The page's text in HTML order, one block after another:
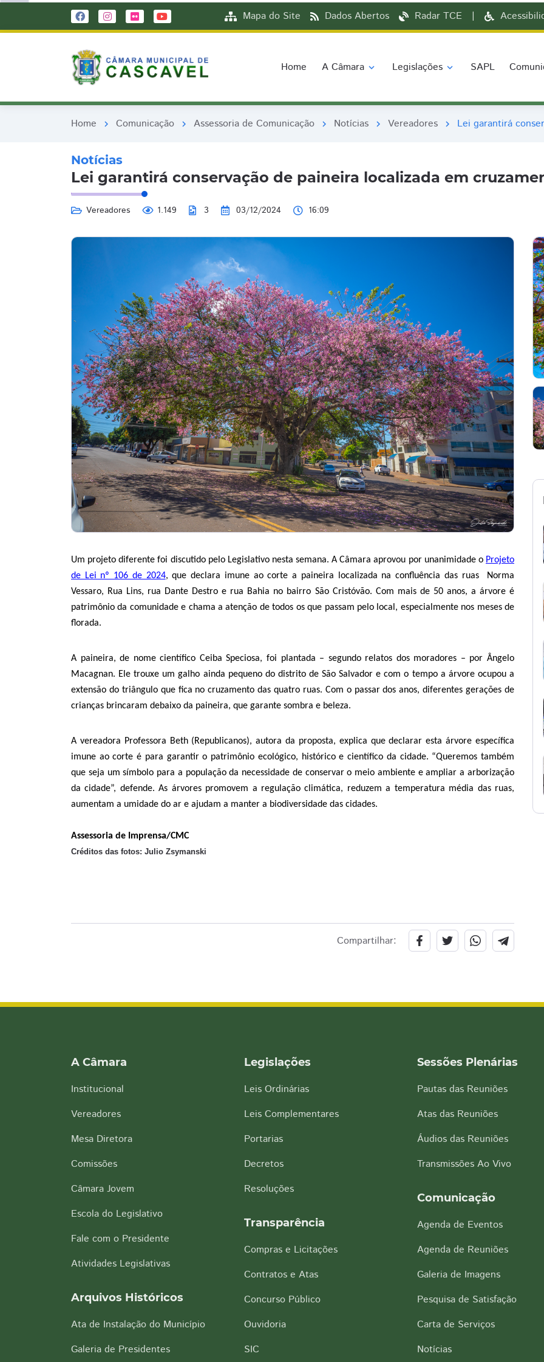
Mapa do Site Dados Abertos Radar TCE |
Home A Câmara expand_more Legislações expand_more SAPL
Home chevron_right Comunicação chevron_right Assessoria de Comunicação chevron_right Notícias chevron_right Vereadores chevron_right Lei garantirá
Notícias
Lei garantirá conservação de paineira localizada em
Vereadores 1.149 3 03/12/2024 16:09
Um projeto diferente foi discutido pelo Legislativo nesta semana. A Câmara aprovou por unanimidade o Projeto
de Lei nº 106 de 2024, que declara imune ao corte a paineira localizada na confluência das ruas Norma
Vessaro, Rua Lins, rua Dante Destro e rua Bahia no bairro São Cristóvão. Com mais de 50 anos, a árvore é
patrimônio da comunidade e chama a atenção de todos os que passam pelo local, especialmente nos meses de
florada.
A paineira, de nome científico Ceiba Speciosa, foi plantada – segundo relatos dos moradores – por Ângelo
Macagnan. Ele trouxe um galho ainda pequeno do distrito de São Salvador e com o tempo a árvore ocupou a
extensão do triângulo que fica no cruzamento das quatro ruas. Com o passar dos anos, diferentes gerações de
crianças brincaram debaixo da paineira, que garante sombra e beleza.
A vereadora Professora Beth (Republicanos), autora da proposta, explica que declarar esta árvore específica
imune ao corte é para garantir o patrimônio ecológico, histórico e científico da cidade. “Queremos também
que seja um símbolo para a população da necessidade de conservar o meio ambiente e ampliar a arborização
da cidade”, defende. As árvores promovem a regulação climática, reduzem a temperatura média das ruas,
aumentam a umidade do ar e ajudam a manter a biodiversidade das cidades.
Assessoria de Imprensa/CMC
Créditos das fotos: Julio Zsymanski
Compartilhar:
A Câmara
Institucional
Vereadores
Mesa Diretora
Comissões
Câmara Jovem
Escola do Legislativo
Fale com o Presidente
Atividades Legislativas
Arquivos Históricos
Ata de Instalação do Município
Galeria de Presidentes
Legislações
Leis Ordinárias
Leis Complementares
Portarias
Decretos
Resoluções
Transparência
Compras e Licitações
Contratos e Atas
Concurso Público
Ouvidoria
SIC
Sessões Plenárias
Pautas das Reuniões
Atas das Reuniões
Áudios das Reuniões
Transmissões Ao Vivo
Comunicação
Agenda de Eventos
Agenda de Reuniões
Galeria de Imagens
Pesquisa de Satisfação
Carta de Serviços
Notícias